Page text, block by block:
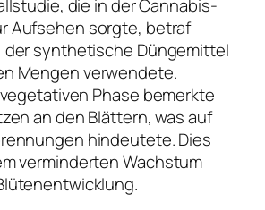
die in der Cannabis-
Aufsehen sorgte, betraf
der synthetische Düngemittel
Mengen verwendete.
Phase bemerkte
an den Blättern, was auf
hindeutete. Dies
verminderten Wachstum